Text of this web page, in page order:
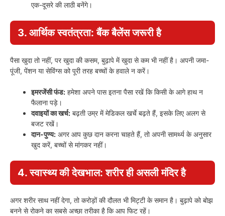
एक-दूसरे की लाठी बनेंगे।
3. आर्थिक स्वतंत्रता: बैंक बैलेंस जरूरी है
पैसा खुदा तो नहीं, पर खुदा की कसम, बुढ़ापे में खुदा से कम भी नहीं है। अपनी जमा-
पूंजी, पेंशन या सेविंग्स को पूरी तरह बच्चों के हवाले न करें।
इमरजेंसी फंड: हमेशा अपने पास इतना पैसा रखें कि किसी के आगे हाथ न
फैलाना पड़े।
दवाइयों का खर्च: बढ़ती उम्र में मेडिकल खर्चे बढ़ते हैं, इसके लिए अलग से
बजट रखें।
दान-पुण्य: अगर आप कुछ दान करना चाहते हैं, तो अपनी सामर्थ्य के अनुसार
खुद करें, बच्चों से मांगकर नहीं।
4. स्वास्थ्य की देखभाल: शरीर ही असली मंदिर है
अगर शरीर साथ नहीं देगा, तो करोड़ों की दौलत भी मिट्टी के समान है। बुढ़ापे को बोझ
बनने से रोकने का सबसे अच्छा तरीका है कि आप फिट रहें।